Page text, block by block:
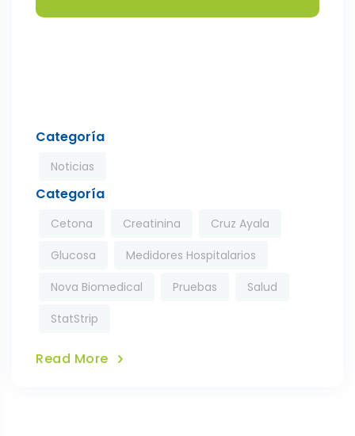
Categoría
Noticias
Categoría
Cetona Creatinina
Cruz Ayala
Glucosa
Medidores Hospitalarios
Nova Biomedical
Pruebas
Salud
StatStrip
Read More